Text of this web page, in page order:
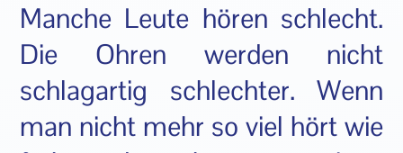
Manche Leute hören schlecht.
Die Ohren werden nicht
schlagartig schlechter. Wenn
man nicht mehr so viel hört wie